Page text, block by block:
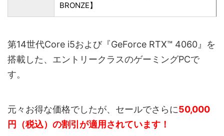
BRONZE】
第14世代Core i5および『GeForce RTX™ 4060』を
搭載した、エントリークラスのゲーミングPCで
す。
元々お得な価格でしたが、セールでさらに50,000
円（税込）の割引が適用されています！